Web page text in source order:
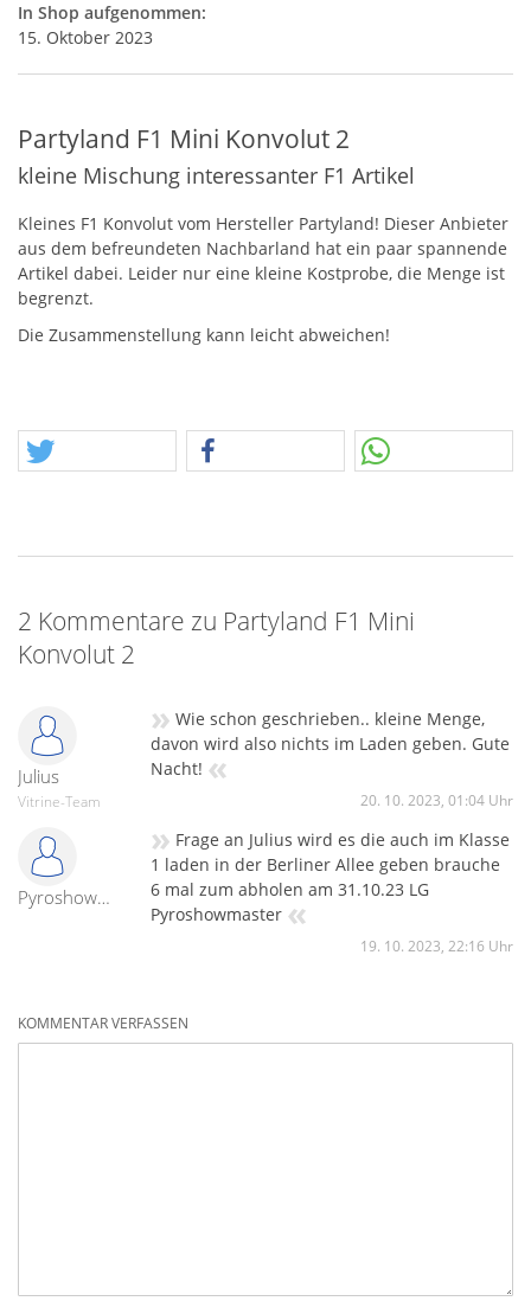
In Shop aufgenommen:
15. Oktober 2023
Partyland F1 Mini Konvolut 2
kleine Mischung interessanter F1 Artikel
Kleines F1 Konvolut vom Hersteller Partyland! Dieser Anbieter
aus dem befreundeten Nachbarland hat ein paar spannende
Artikel dabei. Leider nur eine kleine Kostprobe, die Menge ist
begrenzt.
Die Zusammenstellung kann leicht abweichen!
2 Kommentare zu Partyland F1 Mini
Konvolut 2
Julius
Vitrine-Team
» Wie schon geschrieben.. kleine Menge,
davon wird also nichts im Laden geben. Gute
Nacht! «
20. 10. 2023, 01:04 Uhr
Pyroshowmaster
» Frage an Julius wird es die auch im Klasse
1 laden in der Berliner Allee geben brauche
6 mal zum abholen am 31.10.23 LG
Pyroshowmaster «
19. 10. 2023, 22:16 Uhr
KOMMENTAR VERFASSEN